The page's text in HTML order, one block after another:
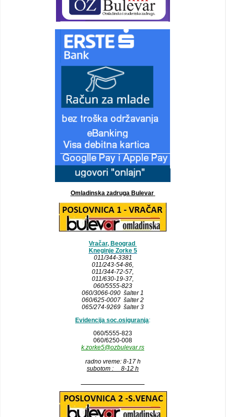
Omladinska zadruga Bulevar
Vračar, Beograd
Kneginje Zorke 5
011/344-3381
011/243-54-86,
011/344-72-57,
011/630-19-37,
060/5555-823
060/3066-090 šalter 1
060/625-0007 šalter 2
065/274-9269 šalter 3
Evidencija soc.osiguranja:
060/5555-823
060/6250-008
k.zorke5@ozbulevar.rs
radno vreme: 8-17 h
subotom : 8-12 h